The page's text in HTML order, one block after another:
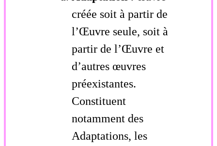
créée soit à partir de
l’Œuvre seule, soit à
partir de l’Œuvre et
d’autres œuvres
préexistantes.
Constituent
notamment des
Adaptations, les